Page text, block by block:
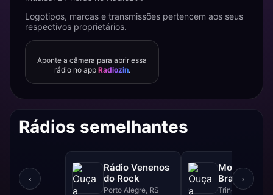
Logotipos, marcas e transmissões pertencem aos seus
respectivos proprietários.
Aponte a câmera para abrir essa
rádio no app Radiozin.
Rádios semelhantes
‹
Rádio Venenos
do Rock
Porto Alegre, RS
Motor
Brasil Rádio
Trindade, GO
›